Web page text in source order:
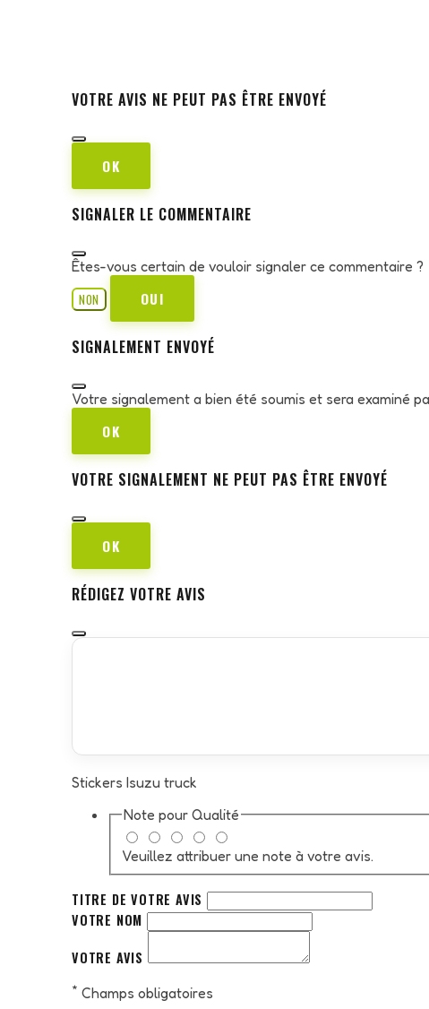
VOTRE AVIS NE PEUT PAS ÊTRE ENVOYÉ
OK
SIGNALER LE COMMENTAIRE
Êtes-vous certain de vouloir signaler ce commentaire ?
NON
OUI
SIGNALEMENT ENVOYÉ
Votre signalement a bien été soumis et sera examiné
OK
VOTRE SIGNALEMENT NE PEUT PAS ÊTRE ENVOYÉ
OK
RÉDIGEZ VOTRE AVIS
Stickers Isuzu truck
Note pour Qualité
Veuillez attribuer une note à votre avis.
TITRE DE VOTRE AVIS
VOTRE NOM
VOTRE AVIS
* Champs obligatoires